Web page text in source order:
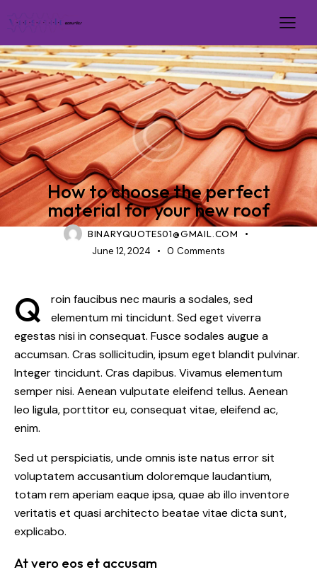
NEWS
How to choose the perfect
material for your new roof
BINARYQUOTES01@GMAIL.COM
June 12, 2024 0 Comments
Q
roin faucibus nec mauris a sodales, sed
elementum mi tincidunt. Sed eget viverra
egestas nisi in consequat. Fusce sodales augue a
accumsan. Cras sollicitudin, ipsum eget blandit pulvinar.
Integer tincidunt. Cras dapibus. Vivamus elementum
semper nisi. Aenean vulputate eleifend tellus. Aenean
leo ligula, porttitor eu, consequat vitae, eleifend ac,
enim.
Sed ut perspiciatis, unde omnis iste natus error sit
voluptatem accusantium doloremque laudantium,
totam rem aperiam eaque ipsa, quae ab illo inventore
veritatis et quasi architecto beatae vitae dicta sunt,
explicabo.
At vero eos et accusam